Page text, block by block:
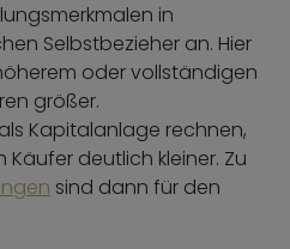
in
Selbstbezieher an. Hier
oder vollständigen
größer.
Kapitalanlage rechnen,
deutlich kleiner. Zu
sind dann für den